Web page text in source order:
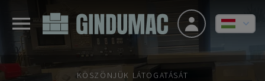
KÖSZÖNJÜK LÁTOGATÁSÁT